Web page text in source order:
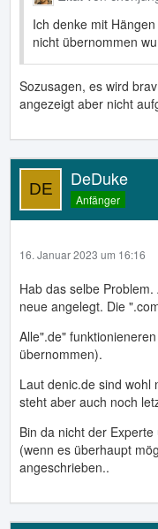
Ich denke mit
nicht übernommen
Sozusagen, es wird
angezeigt aber nicht
DeDuke
Anfänger
16. Januar 2023 um 16:16
Hab das selbe
neue angelegt. Die
Alle".de"
übernommen).
Laut denic.de sind wohl
steht aber auch noch
Bin da nicht der
(wenn es überhaupt
angeschrieben..